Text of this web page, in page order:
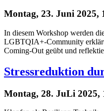
Montag, 23. Juni 2025,
In diesem Workshop werden
LGBTQIA+-Community
Coming-Out geübt und
Stressreduktion
Montag, 28. JuLi 2025,